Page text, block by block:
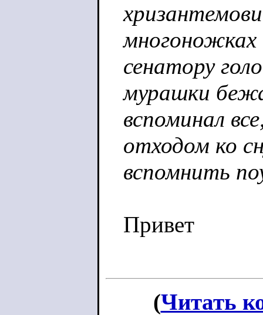
многоножках
сенатору
мурашки
вспоминал
отходом ко
вспомнить
Привет
(Читать